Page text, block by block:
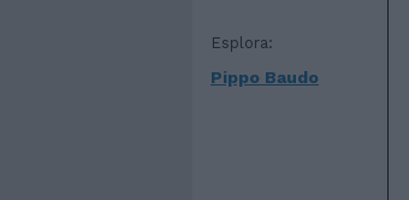
Esplora:
Pippo Baudo